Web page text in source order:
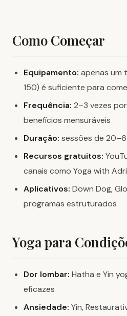
Como Começar
Equipamento: apenas um
150) é suficiente para
Frequência: 2–3 vezes
benefícios mensuráveis
Duração: sessões de
Recursos gratuitos:
canais como Yoga with
Aplicativos: Down Dog,
programas estruturados
Yoga para
Dor lombar: Hatha e Yin
eficazes
Ansiedade: Yin,